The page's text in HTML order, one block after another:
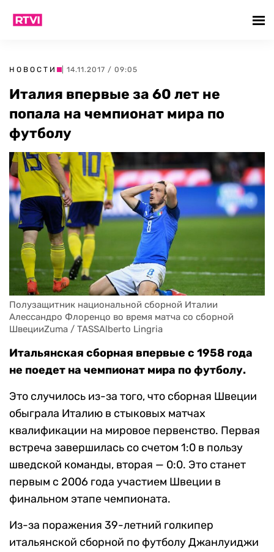
НОВОСТИ | 14.11.2017 / 09:05
Италия впервые за 60 лет не
попала на чемпионат мира по
футболу
Полузащитник национальной сборной Италии
Алессандро Флоренцо во время матча со сборной
ШвецииZuma / TASSAlberto Lingria
Итальянская сборная впервые с 1958 года
не поедет на чемпионат мира по футболу.
Это случилось из-за того, что сборная Швеции
обыграла Италию в стыковых матчах
квалификации на мировое первенство. Первая
встреча завершилась со счетом 1:0 в пользу
шведской команды, вторая — 0:0. Это станет
первым с 2006 года участием Швеции в
финальном этапе чемпионата.
Из-за поражения 39-летний голкипер
итальянской сборной по футболу Джанлуиджи